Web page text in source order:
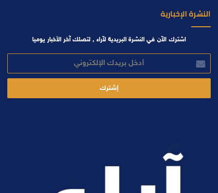
النشرة الإخبارية
اشترك الآن في النشرة البريدية لآراء , لتصلك آخر الأخبار يوميا
بريدك
الإلكتروني